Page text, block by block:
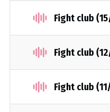
Fight club
Fight club
Fight club